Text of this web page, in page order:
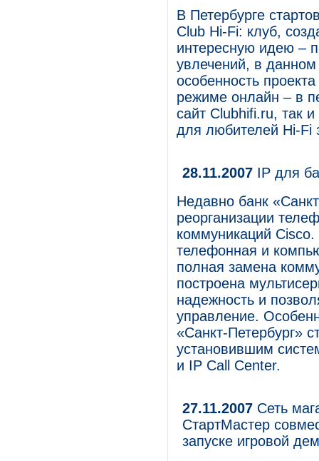
В Петербурге
Club Hi-Fi: клуб,
интересную идею –
увлечений, в
особенность
режиме онлайн – в
сайт Clubhifi.ru, так
для любителей Hi-Fi
28.11.2007 IP для
Недавно банк
реорганизации
коммуникаций
телефонная и
полная замена
построена
надежность и
управление.
«Санкт-Петербург»
установившим
и IP Call Center.
27.11.2007 Сеть
СтартМастер
запуске игровой